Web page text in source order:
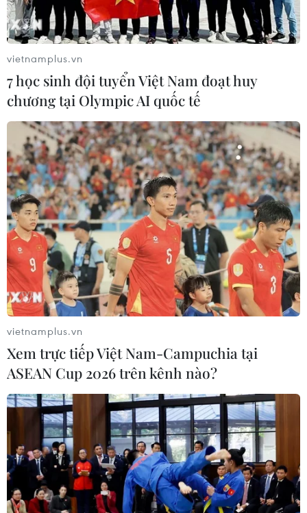
Giá vàng ngày 9/6: Bảng giá tại các công ty
vàng bạc đá quý
09/06/2026 01:33
Tại Việt Nam, ngày 9/6, công ty Vàng bạc đá quý Sài
Gòn niêm yết giá vàng SJC tại thị trường Hà Nội ở mức
138,80-143,80 triệu đồng/lượng (mua vào-bán ra).
vietnamplus.vn
7 học sinh đội tuyển Việt Nam đoạt huy
chương tại Olympic AI quốc tế
vietnamplus.vn
Xem trực tiếp Việt Nam-Campuchia tại
ASEAN Cup 2026 trên kênh nào?